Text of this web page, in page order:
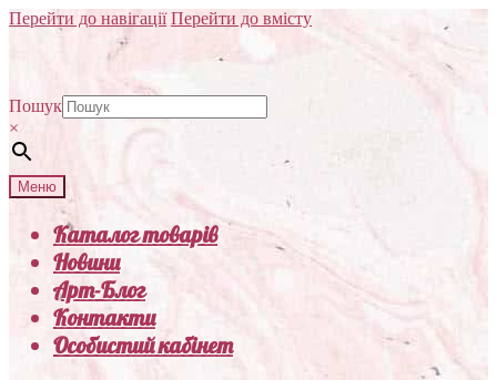
Перейти до навігації Перейти до вмісту
Пошук
×
Меню
Каталог товарів
Новини
Арт-Блог
Контакти
Особистий кабінет